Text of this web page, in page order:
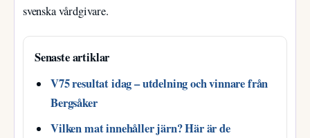
svenska vårdgivare.
Senaste artiklar
V75 resultat idag – utdelning och vinnare från
Bergsåker
Vilken mat innehåller järn? Här är de